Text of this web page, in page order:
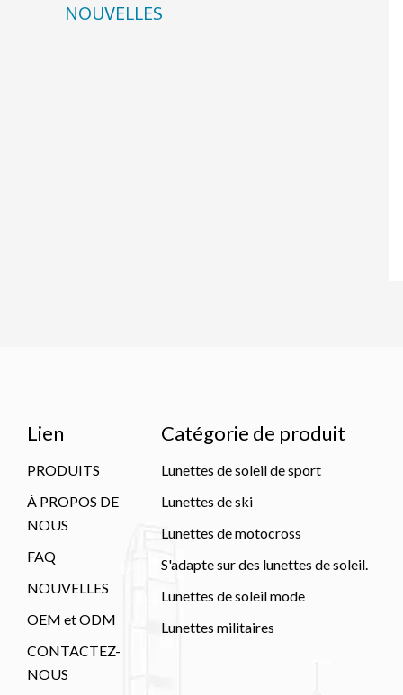
NOUVELLES
Lien
PRODUITS
À PROPOS DE
NOUS
FAQ
NOUVELLES
OEM et ODM
CONTACTEZ-
NOUS
Catégorie de produit
Lunettes de soleil de sport
Lunettes de ski
Lunettes de motocross
S'adapte sur des lunettes de soleil.
Lunettes de soleil mode
Lunettes militaires